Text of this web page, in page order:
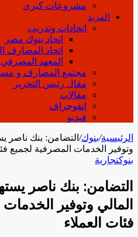
مشروعات كبرى
المزيد
اتحادات وتدريب
اتحاد بنوك مصر
اتحاد المصارف
المعهد المصرفي
مجتمع المصارف و
مقال رئيس التحرير
مقالات
انفوجراف
فيديو
الرئيسية/بنوك/التضامن: بنك ناصر
وتوفير الخدمات المصرفية لجميع
بنوكتجارية
التضامن: بنك ناصر
المالي وتوفير
فئات العملاء